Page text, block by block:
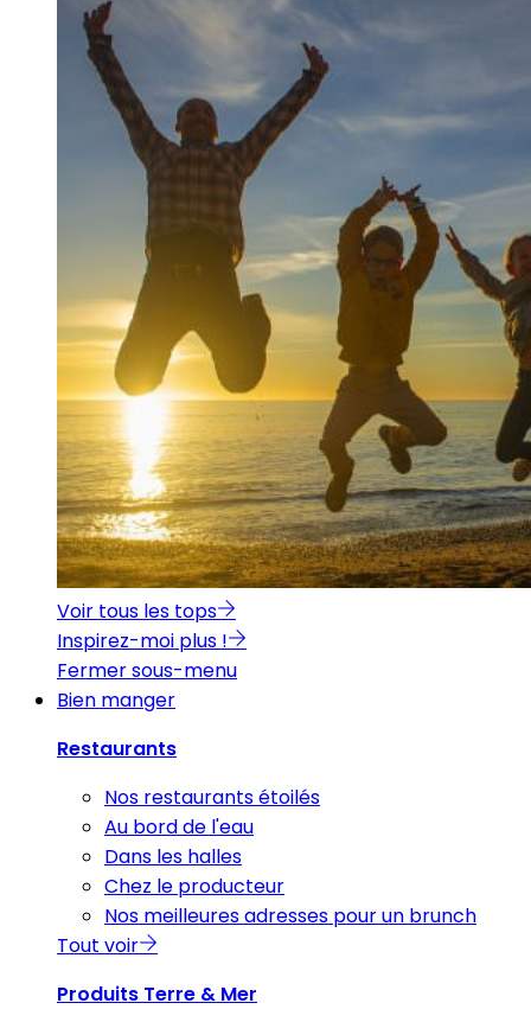
Voir tous les tops
Inspirez-moi plus !
Fermer sous-menu
Bien manger
Restaurants
Nos restaurants étoilés
Au bord de l'eau
Dans les halles
Chez le producteur
Nos meilleures adresses pour un brunch
Tout voir
Produits Terre & Mer